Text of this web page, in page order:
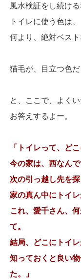
風水検証をし続ける
トイレに使う色は、
何より、絶対ベスト
猫毛が、目立つ色
と、ここで、よく
お答えするよー。
「トイレって、ど
今の家は、西なんで
次の引っ越し先を探
家の真ん中にトイ
これ、愛千さん、
て。
結局、どこにトイレ
知っておくと良い
た。」